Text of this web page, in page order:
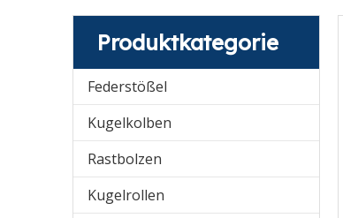
Produktkategorie
Federstößel
Kugelkolben
Rastbolzen
Kugelrollen